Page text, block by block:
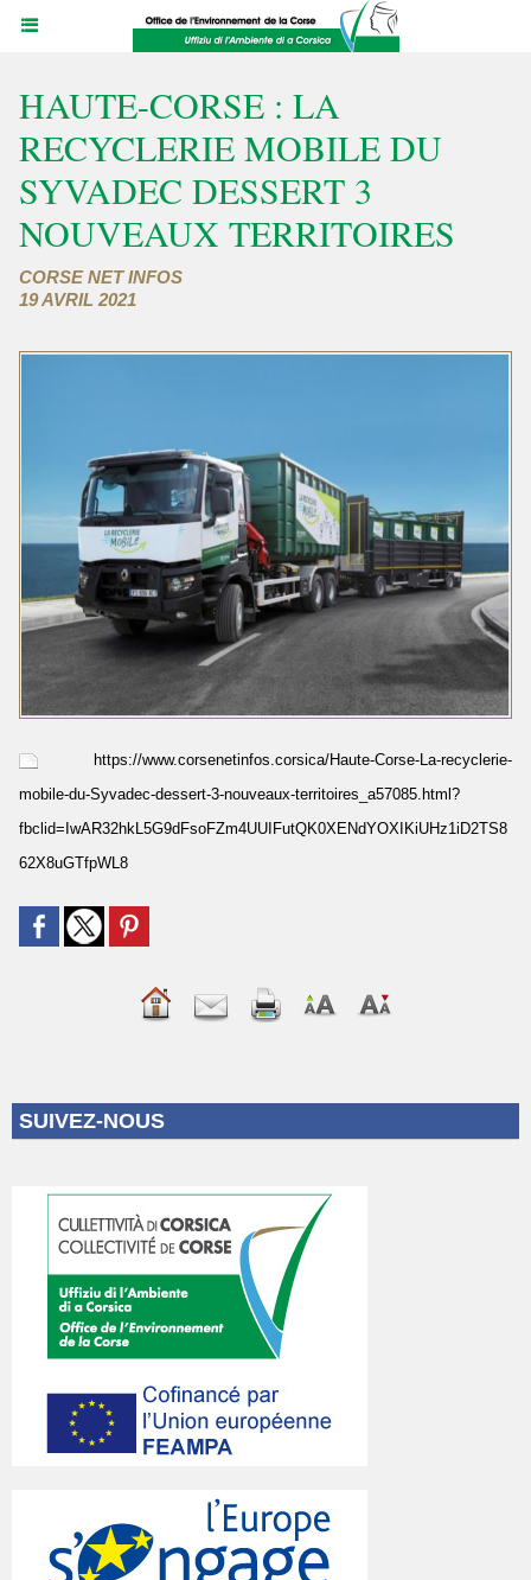
HAUTE-CORSE : LA
RECYCLERIE MOBILE DU
SYVADEC DESSERT 3
NOUVEAUX TERRITOIRES
CORSE NET INFOS
19 AVRIL 2021
https://www.corsenetinfos.corsica/Haute-Corse-La-recyclerie-
mobile-du-Syvadec-dessert-3-nouveaux-territoires_a57085.html?
fbclid=IwAR32hkL5G9dFsoFZm4UUIFutQK0XENdYOXIKiUHz1iD2TS8
62X8uGTfpWL8
SUIVEZ-NOUS